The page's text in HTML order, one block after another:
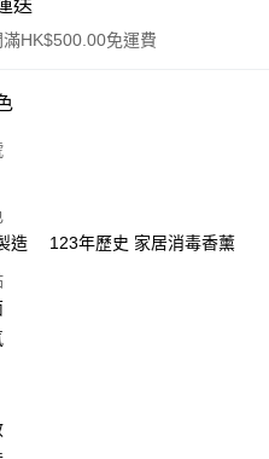
送
HK$500.00免運費
, 順豐智能櫃, 順豐自提點等 , 如
碼便可
，滿HK$500.00或以上免運費
造 123年歷史 家居消毒香薰